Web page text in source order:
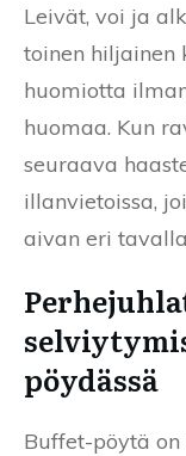
Leivät, voi ja
toinen hiljainen
huomiotta
huomaa. Kun
seuraava
illanvietoissa,
aivan eri
pöydässä
Buffet-pöytä